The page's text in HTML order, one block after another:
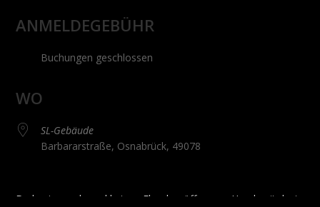
ANMELDEGEBÜHR
Buchungen geschlossen
WO
SL-Gebäude
Barbararstraße, Osnabrück, 49078
Du hast gerade mal keinen Flaschenöffner zur Hand, würdest